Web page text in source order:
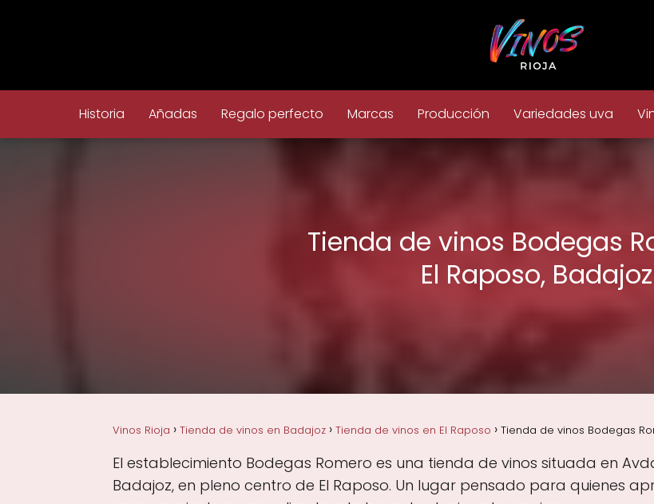
Historia Añadas Regalo perfecto Marcas Producción Variedades uva
Tienda de vinos Bodegas
El Raposo, Badajoz
Vinos Rioja Tienda de vinos en Badajoz Tienda de vinos en El Raposo Tienda de vinos Bodegas
El establecimiento Bodegas Romero es una tienda de vinos situada en
Badajoz, en pleno centro de El Raposo. Un lugar pensado para quienes